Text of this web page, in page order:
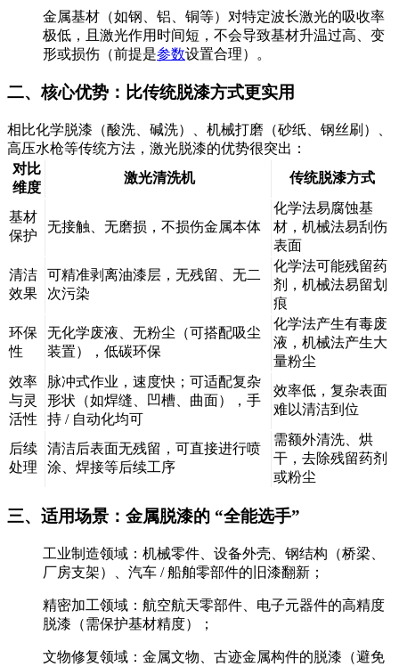
金属基材（如钢、铝、铜等）对特定波长激光的吸收率
极低，且激光作用时间短，不会导致基材升温过高、变
形或损伤（前提是参数设置合理）。
二、核心优势：比传统脱漆方式更实用
相比化学脱漆（酸洗、碱洗）、机械打磨（砂纸、钢丝刷）、
高压水枪等传统方法，激光脱漆的优势很突出：
对比
维度
激光清洗机 传统脱漆方式
基材
保护
无接触、无磨损，不损伤金属本体
化学法易腐蚀基
材，机械法易刮伤
表面
清洁
效果
可精准剥离油漆层，无残留、无二
次污染
化学法可能残留药
剂，机械法易留划
痕
环保
性
无化学废液、无粉尘（可搭配吸尘
装置），低碳环保
化学法产生有毒废
液，机械法产生大
量粉尘
效率
与灵
活性
脉冲式作业，速度快；可适配复杂
形状（如焊缝、凹槽、曲面），手
持 / 自动化均可
效率低，复杂表面
难以清洁到位
后续
处理
清洁后表面无残留，可直接进行喷
涂、焊接等后续工序
需额外清洗、烘
干，去除残留药剂
或粉尘
三、适用场景：金属脱漆的 “全能选手”
工业制造领域：机械零件、设备外壳、钢结构（桥梁、
厂房支架）、汽车 / 船舶零部件的旧漆翻新；
精密加工领域：航空航天零部件、电子元器件的高精度
脱漆（需保护基材精度）；
文物修复领域：金属文物、古迹金属构件的脱漆（避免